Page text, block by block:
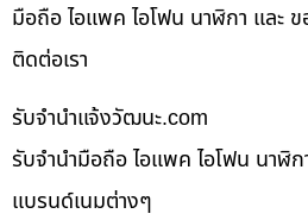
มือถือ ไอแพค ไอโฟน นาฬิกา และ
ติดต่อเรา
รับจํานําแจ้งวัฒนะ.com
รับจำนำมือถือ ไอแพค ไอโฟน นาฬิก
แบรนด์เนมต่างๆ